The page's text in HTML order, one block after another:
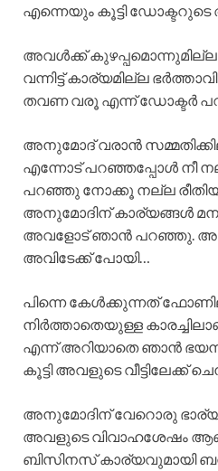
എന്നെയും കൂട്ടി
അവൾക്ക് കുഴപ്പമൊന്നുമില്ല
വന്നിട്ട് കാര്യമില്ല
തവണ വരൂ എന്ന് ഡോക്ടർ
അനുമോദ് വരാൻ
എന്നോട് പറഞ്ഞപ്പോൾ നീ
പറഞ്ഞു നോക്കൂ നല്ല
അനുമോദിന് കാര്യങ്ങൾ
അവളോട് ഞാൻ പറഞ്ഞു.
അവിടേക്ക് പോയി…
പിന്നെ കേൾക്കുന്നത്
നിർത്താതെയുള്ള
എന്ന് അറിയാതെ ഞാൻ
കൂട്ടി അവളുടെ വീട്ടിലേക്ക്
അനുമോദിന് വേറൊരു
അവളുടെ വിവാഹശേഷം
ബിസിനസ് കാര്യവുമായി